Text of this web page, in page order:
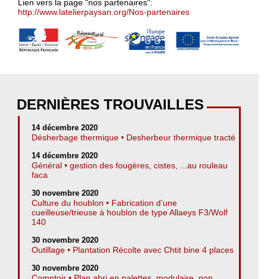
Lien vers la page "nos partenaires":
http://www.latelierpaysan.org/Nos-partenaires
DERNIÈRES TROUVAILLES
14 décembre 2020
Désherbage thermique • Desherbeur thermique tracté
14 décembre 2020
Général • gestion des fougères, cistes, ...au rouleau
faca
30 novembre 2020
Culture du houblon • Fabrication d’une
cueilleuse/trieuse à houblon de type Allaeys F3/Wolf
140
30 novembre 2020
Outillage • Plantation Récolte avec Chtit bine 4 places
30 novembre 2020